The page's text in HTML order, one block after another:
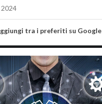
2024
tra i preferiti su Google